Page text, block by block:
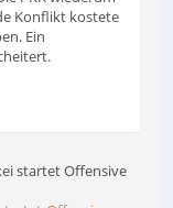
Konflikt kostete
Ein
startet Offensive